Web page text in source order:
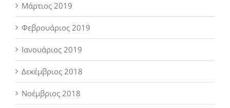
Μάρτιος 2019
Φεβρουάριος 2019
Ιανουάριος 2019
Δεκέμβριος 2018
Νοέμβριος 2018